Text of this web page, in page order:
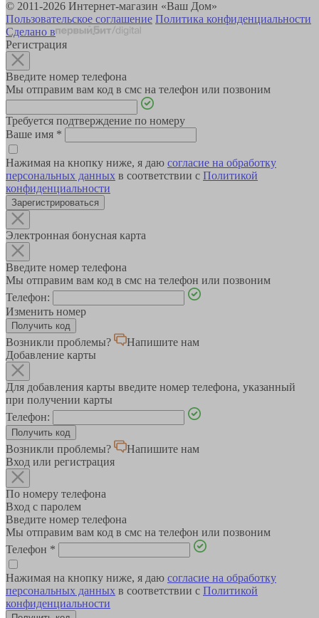
© 2011-2026 Интернет-магазин «Ваш Дом»
Пользовательское соглашение Политика конфиденциальности
Сделано в
Регистрация
Введите номер телефона
Мы отправим вам код в смс на телефон или позвоним
Требуется подтверждение по номеру
Ваше имя *
Нажимая на кнопку ниже, я даю согласие на обработку
персональных данных в соответствии с Политикой
конфиденциальности
Зарегистрироваться
Электронная бонусная карта
Введите номер телефона
Мы отправим вам код в смс на телефон или позвоним
Телефон:
Изменить номер
Возникли проблемы?
Напишите нам
Добавление карты
Для добавления карты введите номер телефона, указанный
при получении карты
Телефон:
Возникли проблемы?
Напишите нам
Вход или регистрация
По номеру телефона
Вход с паролем
Введите номер телефона
Мы отправим вам код в смс на телефон или позвоним
Телефон *
Нажимая на кнопку ниже, я даю согласие на обработку
персональных данных в соответствии с Политикой
конфиденциальности